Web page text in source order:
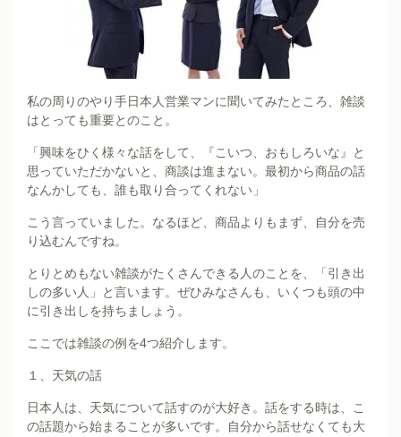
私の周りのやり手日本人営業マンに聞いてみたところ、雑談
はとっても重要とのこと。
「興味をひく様々な話をして、『こいつ、おもしろいな』と
思っていただかないと、商談は進まない。最初から商品の話
なんかしても、誰も取り合ってくれない」
こう言っていました。なるほど、商品よりもまず、自分を売
り込むんですね。
とりとめもない雑談がたくさんできる人のことを、「引き出
しの多い人」と言います。ぜひみなさんも、いくつも頭の中
に引き出しを持ちましょう。
ここでは雑談の例を4つ紹介します。
１、天気の話
日本人は、天気について話すのが大好き。話をする時は、こ
の話題から始まることが多いです。自分から話せなくても大